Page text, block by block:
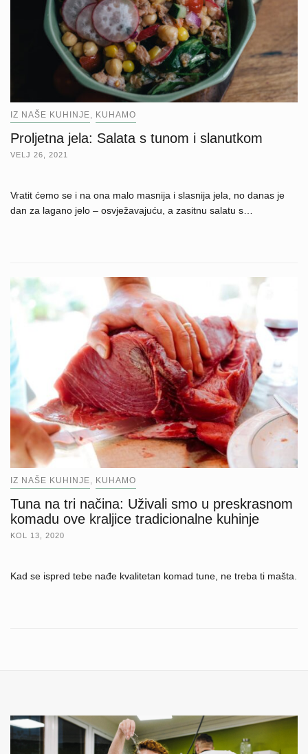
IZ NAŠE KUHINJE KUHAMO
Proljetna jela: Salata s tunom i slanutkom
VELJ 26, 2021
Vratit ćemo se i na ona malo masnija i slasnija jela, no danas je
dan za lagano jelo – osvježavajuću, a zasitnu salatu s…
IZ NAŠE KUHINJE KUHAMO
Tuna na tri načina: Uživali smo u preskrasnom
komadu ove kraljice tradicionalne kuhinje
KOL 13, 2020
Kad se ispred tebe nađe kvalitetan komad tune, ne treba ti mašta.